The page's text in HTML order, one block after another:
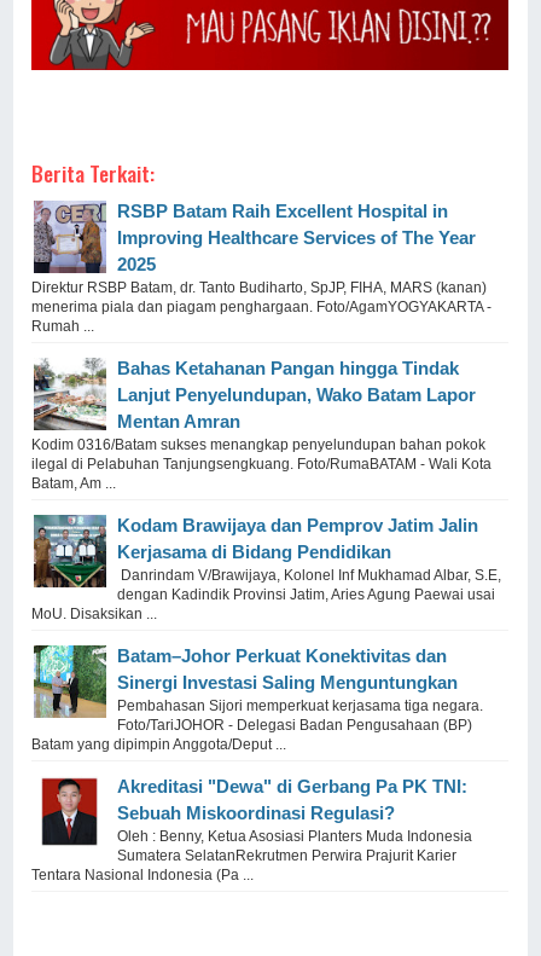
Berita Terkait:
RSBP Batam Raih Excellent Hospital in
Improving Healthcare Services of The Year
2025
Direktur RSBP Batam, dr. Tanto Budiharto, SpJP, FIHA, MARS (kanan)
menerima piala dan piagam penghargaan. Foto/AgamYOGYAKARTA -
Rumah ...
Bahas Ketahanan Pangan hingga Tindak
Lanjut Penyelundupan, Wako Batam Lapor
Mentan Amran
Kodim 0316/Batam sukses menangkap penyelundupan bahan pokok
ilegal di Pelabuhan Tanjungsengkuang. Foto/RumaBATAM - Wali Kota
Batam, Am ...
Kodam Brawijaya dan Pemprov Jatim Jalin
Kerjasama di Bidang Pendidikan
Danrindam V/Brawijaya, Kolonel Inf Mukhamad Albar, S.E,
dengan Kadindik Provinsi Jatim, Aries Agung Paewai usai
MoU. Disaksikan ...
Batam–Johor Perkuat Konektivitas dan
Sinergi Investasi Saling Menguntungkan
Pembahasan Sijori memperkuat kerjasama tiga negara.
Foto/TariJOHOR - Delegasi Badan Pengusahaan (BP)
Batam yang dipimpin Anggota/Deput ...
Akreditasi "Dewa" di Gerbang Pa PK TNI:
Sebuah Miskoordinasi Regulasi?
Oleh : Benny, Ketua Asosiasi Planters Muda Indonesia
Sumatera SelatanRekrutmen Perwira Prajurit Karier
Tentara Nasional Indonesia (Pa ...